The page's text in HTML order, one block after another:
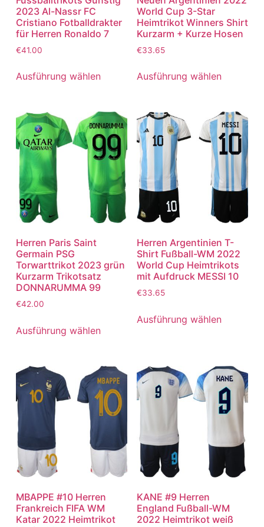
2023 Al-Nassr FC
Cristiano Fotballdrakter
für Herren Ronaldo 7
€41.00
Ausführung wählen
World Cup 3-Star
Heimtrikot Winners Shirt
Kurzarm + Kurze Hosen
€33.65
Ausführung wählen
Herren Paris Saint
Germain PSG
Torwarttrikot 2023 grün
Kurzarm Trikotsatz
DONNARUMMA 99
€42.00
Ausführung wählen
Herren Argentinien T-
Shirt Fußball-WM 2022
World Cup Heimtrikots
mit Aufdruck MESSI 10
€33.65
Ausführung wählen
MBAPPE #10 Herren
Frankreich FIFA WM
Katar 2022 Heimtrikot
KANE #9 Herren
England Fußball-WM
2022 Heimtrikot weiß